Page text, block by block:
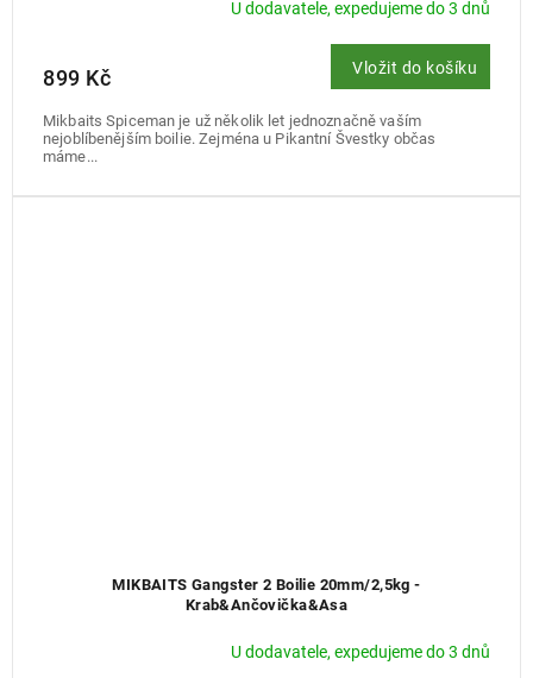
U dodavatele, expedujeme do 3 dnů
899 Kč Vložit do košíku
Mikbaits Spiceman je už několik let jednoznačně vaším
nejoblíbenějším boilie. Zejména u Pikantní Švestky občas
máme...
MIKBAITS Gangster 2 Boilie 20mm/2,5kg -
Krab&Ančovička&Asa
U dodavatele, expedujeme do 3 dnů